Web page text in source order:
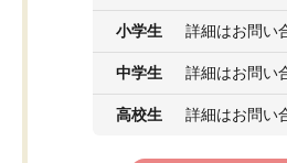
小学生 詳細はお問い
中学生 詳細はお問い
高校生 詳細はお問い